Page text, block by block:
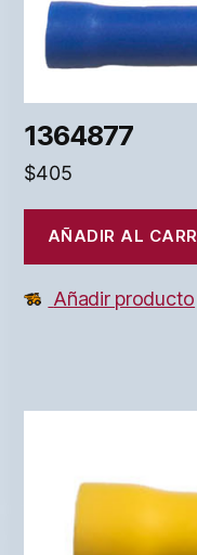
1364877
$405
AÑADIR AL
Añadir producto